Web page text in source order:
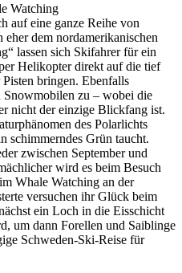
Watching
auf eine ganze Reihe von
dem nordamerikanischen
lassen sich Skifahrer für ein
Helikopter direkt auf die tief
bringen. Ebenfalls
Snowmobilen zu – wobei die
nicht der einzige Blickfang ist.
des Polarlichts
schimmerndes Grün taucht.
zwischen September und
wird es beim Besuch
Whale Watching an der
versuchen ihr Glück beim
ein Loch in die Eisschicht
um dann Forellen und Saiblinge
Schweden-Ski-Reise für